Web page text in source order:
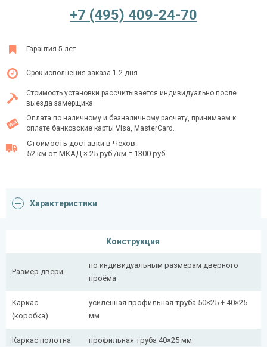
+7 (495) 409-24-70
+7 (495) 409-24-70
Гарантия 5 лет
Срок исполнения заказа 1-2 дня
Стоимость установки рассчитывается индивидуально после
выезда замерщика.
Оплата по наличному и безналичному расчету, принимаем к
оплате банковские карты Visa, MasterCard.
Стоимость доставки в Чехов:
52 км от МКАД × 25 руб./км = 1300 руб.
Характеристики
Конструкция
Размер двери
по индивидуальным размерам дверного
проёма
Каркас
(коробка)
усиленная профильная труба 50×25 + 40×25
мм
Каркас полотна профильная труба 40×25 мм